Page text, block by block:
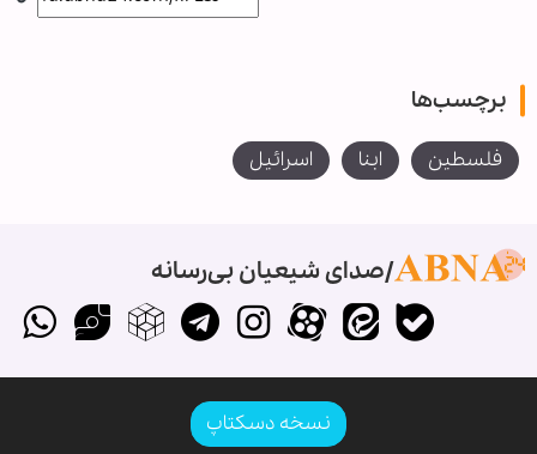
برچسب‌ها
فلسطین ابنا اسرائیل
صدای شیعیان بی‌رسانه
نسخه دسکتاپ